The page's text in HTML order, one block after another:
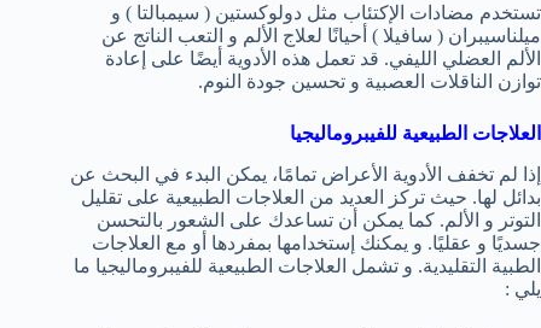
تستخدم مضادات الإكتئاب مثل دولوكستين ( سيمبالتا ) و
ميلناسيبران ( سافيلا ) أحيانًا لعلاج الألم و التعب الناتج عن
الألم العضلي الليفي. قد تعمل هذه الأدوية أيضًا على إعادة
توازن الناقلات العصبية و تحسين جودة النوم.
العلاجات الطبيعية للفيبروماليجيا
إذا لم تخفف الأدوية الأعراض تمامًا، يمكن البدء في البحث عن
بدائل لها. حيث تركز العديد من العلاجات الطبيعية على تقليل
التوتر و الألم. كما يمكن أن تساعدك على الشعور بالتحسن
جسديًا و عقليًا. و يمكنك إستخدامها بمفردها أو مع العلاجات
الطبية التقليدية. و تشمل العلاجات الطبيعية للفيبروماليجيا ما
يلي :